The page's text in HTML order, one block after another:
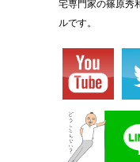
宅専門家の篠原秀
ルです。